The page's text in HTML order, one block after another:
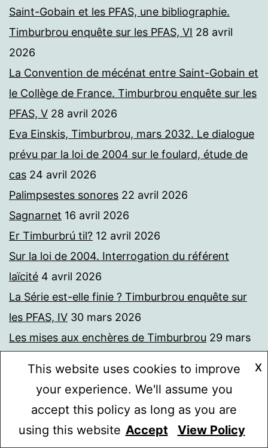
Saint-Gobain et les PFAS, une bibliographie.
Timburbrou enquête sur les PFAS, VI 28 avril
2026
La Convention de mécénat entre Saint-Gobain et
le Collège de France. Timburbrou enquête sur les
PFAS, V 28 avril 2026
Eva Einskis, Timburbrou, mars 2032. Le dialogue
prévu par la loi de 2004 sur le foulard, étude de
cas 24 avril 2026
Palimpsestes sonores 22 avril 2026
Sagnarnet 16 avril 2026
Er Timburbrú til? 12 avril 2026
Sur la loi de 2004. Interrogation du référent
laïcité 4 avril 2026
La Série est-elle finie ? Timburbrou enquête sur
les PFAS, IV 30 mars 2026
Les mises aux enchères de Timburbrou 29 mars
Timburbrou enquête sur les PFAS, III. Note du 14
mars 2032
25 mars 2026
Les PFAS, Saint-Gobain et le Collège de France.
Demande de communication de documents 24
This website uses cookies to improve
your experience. We'll assume you
accept this policy as long as you are
using this website
X
Accept View Policy
Mode sombre :